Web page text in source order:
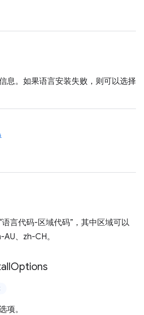
息。如果语言安装失败，则可以选择
言代码-区域代码”，其中区域可以
、zh-CH。
Options
项。